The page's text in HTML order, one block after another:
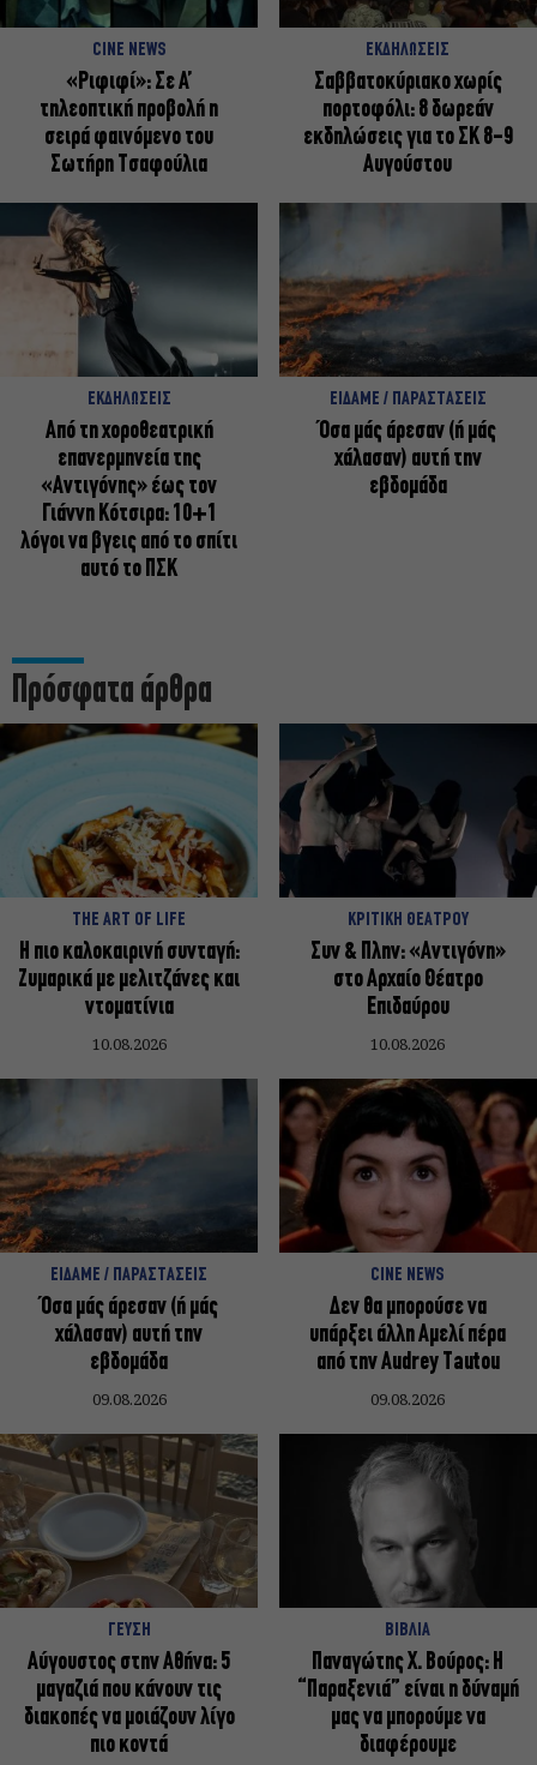
CINE NEWS
«Ριφιφί»: Σε Α’
τηλεοπτική προβολή η
σειρά φαινόμενο του
Σωτήρη Τσαφούλια
ΕΚΔΗΛΩΣΕΙΣ
Σαββατοκύριακο χωρίς
πορτοφόλι: 8 δωρεάν
εκδηλώσεις για το ΣΚ 8-9
Αυγούστου
ΕΚΔΗΛΩΣΕΙΣ
Από τη χοροθεατρική
επανερμηνεία της
«Αντιγόνης» έως τον
Γιάννη Κότσιρα: 10+1
λόγοι να βγεις από το σπίτι
αυτό το ΠΣΚ
ΕΙΔΑΜΕ / ΠΑΡΑΣΤΑΣΕΙΣ
Όσα μάς άρεσαν (ή μάς
χάλασαν) αυτή την
εβδομάδα
Πρόσφατα άρθρα
THE ART OF LIFE
Η πιο καλοκαιρινή συνταγή:
Ζυμαρικά με μελιτζάνες και
ντοματίνια
10.08.2026
ΚΡΙΤΙΚΗ ΘΕΑΤΡΟΥ
Συν & Πλην: «Αντιγόνη»
στο Αρχαίο Θέατρο
Επιδαύρου
10.08.2026
ΕΙΔΑΜΕ / ΠΑΡΑΣΤΑΣΕΙΣ
Όσα μάς άρεσαν (ή μάς
χάλασαν) αυτή την
εβδομάδα
09.08.2026
CINE NEWS
Δεν θα μπορούσε να
υπάρξει άλλη Αμελί πέρα
από την Audrey Tautou
09.08.2026
ΓΕΥΣΗ
Αύγουστος στην Αθήνα: 5
μαγαζιά που κάνουν τις
διακοπές να μοιάζουν λίγο
πιο κοντά
ΒΙΒΛΙΑ
Παναγώτης Χ. Βούρος: Η
“Παραξενιά” είναι η δύναμή
μας να μπορούμε να
διαφέρουμε